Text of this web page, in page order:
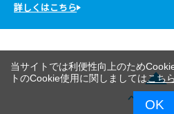
詳しくはこちら
ページト
当サイトでは利便性向上のため
トのCookie使用に関しましてはこちら
OK